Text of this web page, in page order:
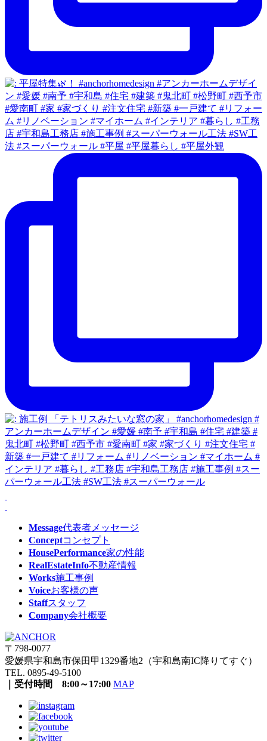
Message代表者メッセージ
Conceptコンセプト
HousePerformance家の性能
RealEstateInfo不動産情報
Works施工事例
Voiceお客様の声
Staffスタッフ
Company会社概要
〒798-0077
愛媛県宇和島市保田甲1329番地2（宇和島南IC降りてすぐ）
TEL. 0895-49-5100
｜受付時間 8:00～17:00 MAP